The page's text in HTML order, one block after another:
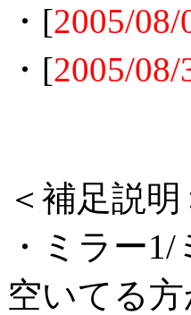
・[2005/08/
・[2005/08/
＜補足説明
・ミラー
空いてる方